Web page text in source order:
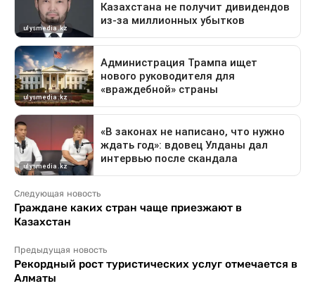
Следующая новость
Граждане каких стран чаще приезжают в
Казахстан
Предыдущая новость
Рекордный рост туристических услуг отмечается в
Алматы